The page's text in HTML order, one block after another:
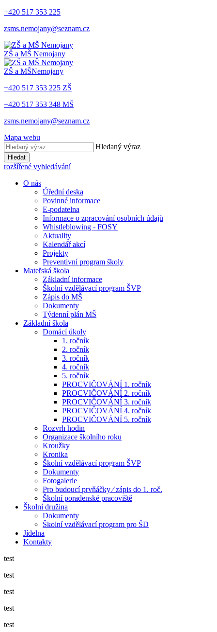
+420 517 353 225
zsms.nemojany@seznam.cz
ZŠ a MŠ Nemojany
ZŠ a MŠNemojany
+420 517 353 225 ZŠ
+420 517 353 348 MŠ
zsms.nemojany@seznam.cz
Mapa webu
Hledaný výraz
Hledat
rozšířené vyhledávání
O nás
Úřední deska
Povinné informace
E-podatelna
Informace o zpracování osobních údajů
Whistleblowing - FOSY
Aktuality
Kalendář akcí
Projekty
Preventivní program školy
Mateřská škola
Základní informace
Školní vzdělávací program ŠVP
Zápis do MŠ
Dokumenty
Týdenní plán MŠ
Základní škola
Domácí úkoly
1. ročník
2. ročník
3. ročník
4. ročník
5. ročník
PROCVIČOVÁNÍ 1. ročník
PROCVIČOVÁNÍ 2. ročník
PROCVIČOVÁNÍ 3. ročník
PROCVIČOVÁNÍ 4. ročník
PROCVIČOVÁNÍ 5. ročník
Rozvrh hodin
Organizace školního roku
Kroužky
Kronika
Školní vzdělávací program ŠVP
Dokumenty
Fotogalerie
Pro budoucí prvňáčky ⁄ zápis do 1. roč.
Školní poradenské pracoviště
Školní družina
Dokumenty
Školní vzdělávací program pro ŠD
Jídelna
Kontakty
test
test
test
test
test